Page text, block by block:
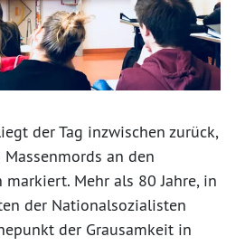
der Tag inzwischen zurück,
an den
markiert. Mehr als 80 Jahre, in
der Nationalsozialisten
der Grausamkeit in